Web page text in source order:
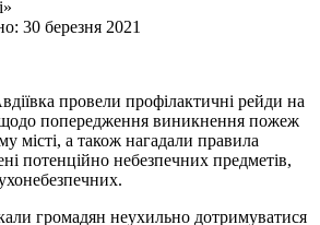
30 березня 2021
провели профілактичні рейди на
щодо попередження виникнення пожеж
місті, а також нагадали правила
потенційно небезпечних предметів,
громадян неухильно дотримуватися